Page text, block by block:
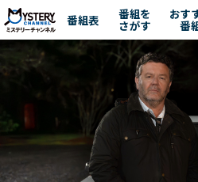
番組表 番組を
さがす
おす
番